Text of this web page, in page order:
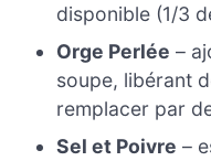
disponible (1/3
Orge Perlée –
soupe, libérant
remplacer par
Sel et Poivre –